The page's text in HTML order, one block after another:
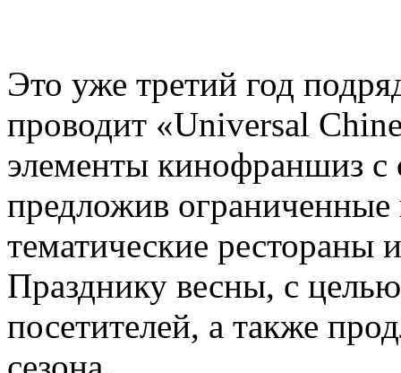
Это уже третий год
проводит «Universal
элементы кинофраншиз
предложив ограниченные
тематические
Празднику весны, с
посетителей, а также